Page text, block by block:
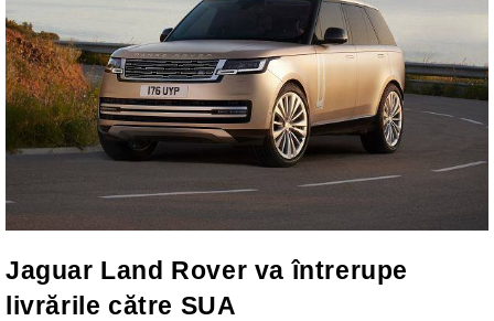
Jaguar Land Rover va întrerupe
livrările către SUA